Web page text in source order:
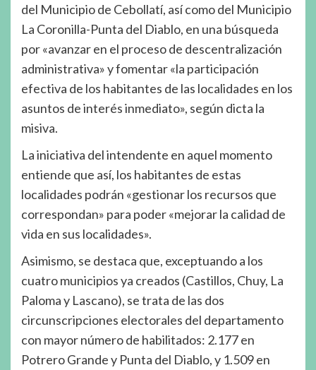
del Municipio de Cebollatí, así como del Municipio
La Coronilla-Punta del Diablo, en una búsqueda
por «avanzar en el proceso de descentralización
administrativa» y fomentar «la participación
efectiva de los habitantes de las localidades en los
asuntos de interés inmediato», según dicta la
misiva.
La iniciativa del intendente en aquel momento
entiende que así, los habitantes de estas
localidades podrán «gestionar los recursos que
correspondan» para poder «mejorar la calidad de
vida en sus localidades».
Asimismo, se destaca que, exceptuando a los
cuatro municipios ya creados (Castillos, Chuy, La
Paloma y Lascano), se trata de las dos
circunscripciones electorales del departamento
con mayor número de habilitados: 2.177 en
Potrero Grande y Punta del Diablo, y 1.509 en